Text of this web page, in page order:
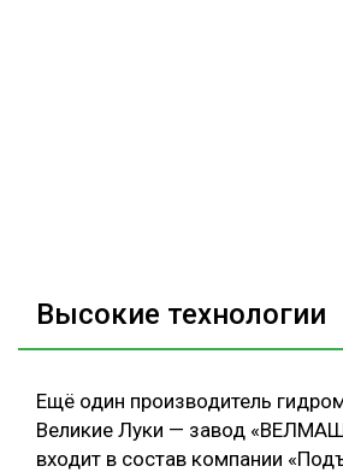
Высокие технологии
Ещё один производитель
Великие Луки — завод
входит в состав компании